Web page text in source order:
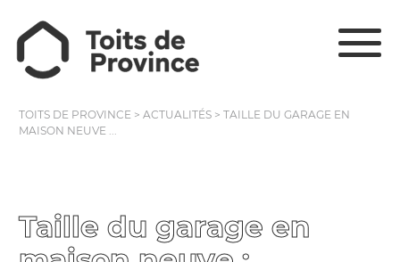
TOITS DE PROVINCE > ACTUALITÉS > TAILLE DU GARAGE EN
MAISON NEUVE ...
Taille du garage en